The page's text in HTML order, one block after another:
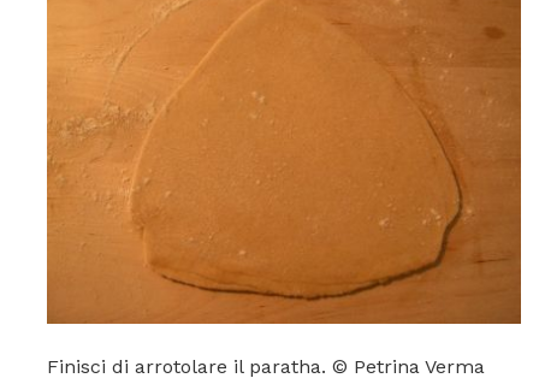
Finisci di arrotolare il paratha. © Petrina Verma